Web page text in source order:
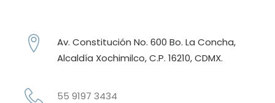
Av. Constitución No. 600 Bo. La Concha,
Alcaldía Xochimilco, C.P. 16210, CDMX.
55 9197 3434